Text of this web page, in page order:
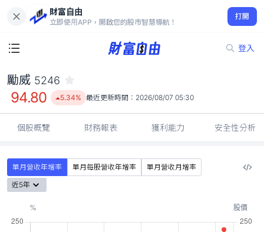
財富自由
立即使用APP，開啟您的股市智慧導航！
打開
登入
94.80
5.34%
勵威 5246
94.80 5.34% 最近更新時間： 2026/08/07 05:30
個股概覽 財務報表 獲利能力 安全性分析
單月營收年增率 單月每股營收年增率
單月營收月增率
近5年